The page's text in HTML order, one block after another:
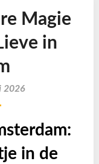
Magie
in
2026
in de